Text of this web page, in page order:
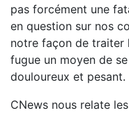
pas forcément une
en question sur nos
notre façon de traiter
fugue un moyen de
douloureux et pesant.
CNews nous relate